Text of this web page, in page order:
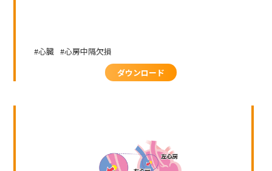
心臓
心房中隔欠損
ダウンロード